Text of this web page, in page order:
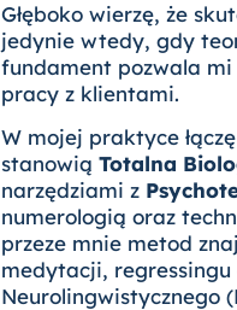
Głęboko wierzę, że
jedynie wtedy, gdy
fundament pozwala
pracy z klientami.
W mojej praktyce
stanowią Totalna
narzędziami z
numerologią oraz
przeze mnie metod
medytacji,
Neurolingwistycznego